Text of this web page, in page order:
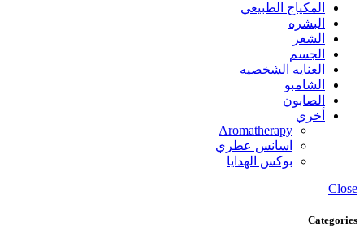
المكياج الطبيعي
البشره
الشعر
الجسم
العنايه الشخصيه
الشامبو
الصابون
أخري
Aromatherapy
اسانس عطري
بوكس الهدايا
Close
Categories